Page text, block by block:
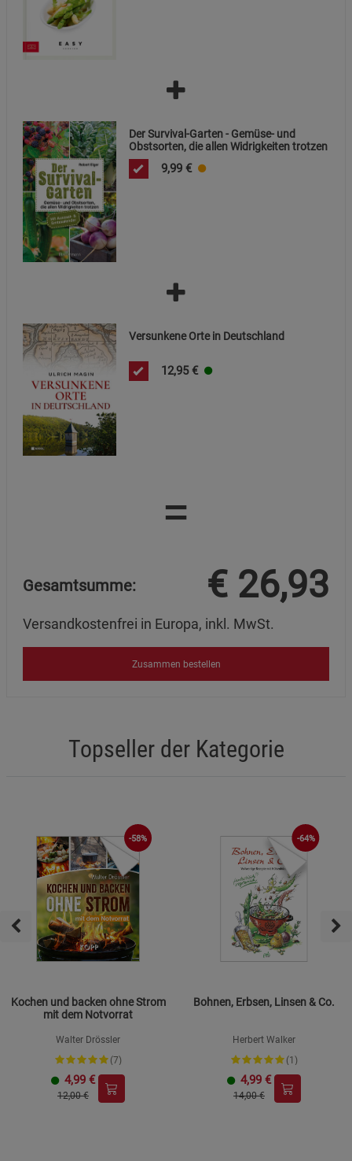
Der Survival-Garten - Gemüse- und
Obstsorten, die allen Widrigkeiten trotzen
9,99 €
Versunkene Orte in Deutschland
12,95 €
=
Gesamtsumme: € 26,93
Versandkostenfrei in Europa, inkl. MwSt.
Zusammen bestellen
Topseller der Kategorie
-58%
Kochen und backen ohne Strom
mit dem Notvorrat
Walter Drössler
(7)
4,99 €
12,00 €
-64%
Bohnen, Erbsen, Linsen & Co.
Herbert Walker
(1)
4,99 €
14,00 €
Funktionale Cookies (1)
Cookie-Informationen
Statistik Cookies (2) Statistik Cookies
Beschreibung Statistik Cookies
Cookie-Informationen
Marketing Cookies (3)
Beschreibung Marketing Cookies
Cookie-Informationen